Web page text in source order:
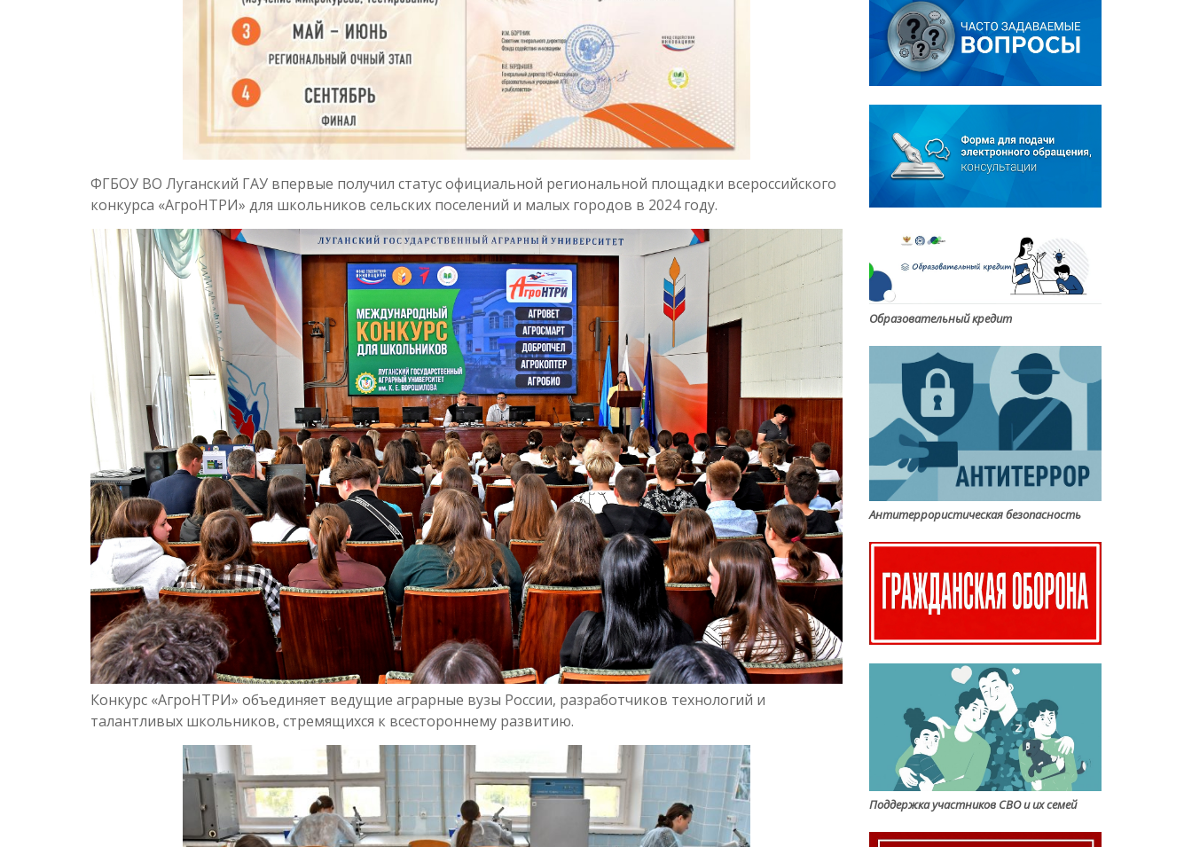
ФГБОУ ВО Луганский ГАУ впервые получил статус официальной региональной площадки всероссийского
конкурса «АгроНТРИ» для школьников сельских поселений и малых городов в 2024 году.
Конкурс «АгроНТРИ» объединяет ведущие аграрные вузы России, разработчиков технологий и
талантливых школьников, стремящихся к всестороннему развитию.
Образовательный кредит
Антитеррористическая безопасность
Поддержка участников СВО и их семей